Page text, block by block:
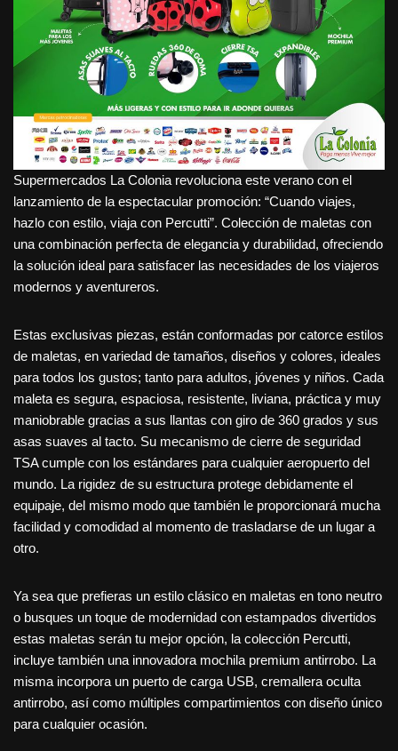
Supermercados La Colonia revoluciona este verano con el
lanzamiento de la espectacular promoción: “Cuando viajes,
hazlo con estilo, viaja con Percutti”. Colección de maletas con
una combinación perfecta de elegancia y durabilidad, ofreciendo
la solución ideal para satisfacer las necesidades de los viajeros
modernos y aventureros.
Estas exclusivas piezas, están conformadas por catorce estilos
de maletas, en variedad de tamaños, diseños y colores, ideales
para todos los gustos; tanto para adultos, jóvenes y niños. Cada
maleta es segura, espaciosa, resistente, liviana, práctica y muy
maniobrable gracias a sus llantas con giro de 360 grados y sus
asas suaves al tacto. Su mecanismo de cierre de seguridad
TSA cumple con los estándares para cualquier aeropuerto del
mundo. La rigidez de su estructura protege debidamente el
equipaje, del mismo modo que también le proporcionará mucha
facilidad y comodidad al momento de trasladarse de un lugar a
otro.
Ya sea que prefieras un estilo clásico en maletas en tono neutro
o busques un toque de modernidad con estampados divertidos
estas maletas serán tu mejor opción, la colección Percutti,
incluye también una innovadora mochila premium antirrobo. La
misma incorpora un puerto de carga USB, cremallera oculta
antirrobo, así como múltiples compartimientos con diseño único
para cualquier ocasión.